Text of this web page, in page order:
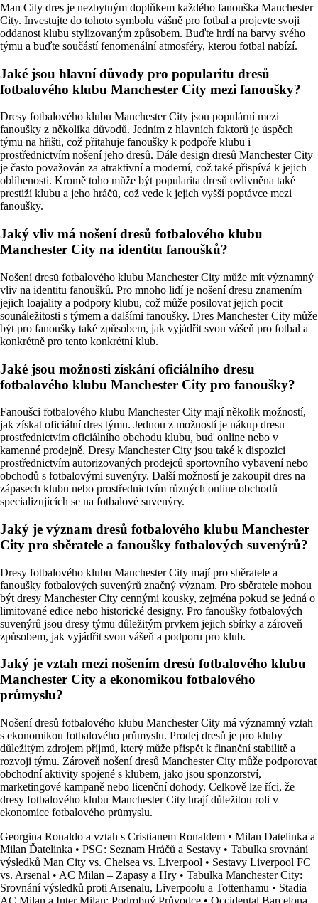
Man City dres je nezbytným doplňkem každého fanouška Manchester
City. Investujte do tohoto symbolu vášně pro fotbal a projevte svoji
oddanost klubu stylizovaným způsobem. Buďte hrdí na barvy svého
týmu a buďte součástí fenomenální atmosféry, kterou fotbal nabízí.
Jaké jsou hlavní důvody pro popularitu dresů
fotbalového klubu Manchester City mezi fanoušky?
Dresy fotbalového klubu Manchester City jsou populární mezi
fanoušky z několika důvodů. Jedním z hlavních faktorů je úspěch
týmu na hřišti, což přitahuje fanoušky k podpoře klubu i
prostřednictvím nošení jeho dresů. Dále design dresů Manchester City
je často považován za atraktivní a moderní, což také přispívá k jejich
oblíbenosti. Kromě toho může být popularita dresů ovlivněna také
prestiží klubu a jeho hráčů, což vede k jejich vyšší poptávce mezi
fanoušky.
Jaký vliv má nošení dresů fotbalového klubu
Manchester City na identitu fanoušků?
Nošení dresů fotbalového klubu Manchester City může mít významný
vliv na identitu fanoušků. Pro mnoho lidí je nošení dresu znamením
jejich loajality a podpory klubu, což může posilovat jejich pocit
sounáležitosti s týmem a dalšími fanoušky. Dres Manchester City může
být pro fanoušky také způsobem, jak vyjádřit svou vášeň pro fotbal a
konkrétně pro tento konkrétní klub.
Jaké jsou možnosti získání oficiálního dresu
fotbalového klubu Manchester City pro fanoušky?
Fanoušci fotbalového klubu Manchester City mají několik možností,
jak získat oficiální dres týmu. Jednou z možností je nákup dresu
prostřednictvím oficiálního obchodu klubu, buď online nebo v
kamenné prodejně. Dresy Manchester City jsou také k dispozici
prostřednictvím autorizovaných prodejců sportovního vybavení nebo
obchodů s fotbalovými suvenýry. Další možností je zakoupit dres na
zápasech klubu nebo prostřednictvím různých online obchodů
specializujících se na fotbalové suvenýry.
Jaký je význam dresů fotbalového klubu Manchester
City pro sběratele a fanoušky fotbalových suvenýrů?
Dresy fotbalového klubu Manchester City mají pro sběratele a
fanoušky fotbalových suvenýrů značný význam. Pro sběratele mohou
být dresy Manchester City cennými kousky, zejména pokud se jedná o
limitované edice nebo historické designy. Pro fanoušky fotbalových
suvenýrů jsou dresy týmu důležitým prvkem jejich sbírky a zároveň
způsobem, jak vyjádřit svou vášeň a podporu pro klub.
Jaký je vztah mezi nošením dresů fotbalového klubu
Manchester City a ekonomikou fotbalového
průmyslu?
Nošení dresů fotbalového klubu Manchester City má významný vztah
s ekonomikou fotbalového průmyslu. Prodej dresů je pro kluby
důležitým zdrojem příjmů, který může přispět k finanční stabilitě a
rozvoji týmu. Zároveň nošení dresů Manchester City může podporovat
obchodní aktivity spojené s klubem, jako jsou sponzorství,
marketingové kampaně nebo licenční dohody. Celkově lze říci, že
dresy fotbalového klubu Manchester City hrají důležitou roli v
ekonomice fotbalového průmyslu.
Georgina Ronaldo a vztah s Cristianem Ronaldem • Milan Datelinka a
Milan Ďatelinka • PSG: Seznam Hráčů a Sestavy • Tabulka srovnání
výsledků Man City vs. Chelsea vs. Liverpool • Sestavy Liverpool FC
vs. Arsenal • AC Milan – Zapasy a Hry • Tabulka Manchester City:
Srovnání výsledků proti Arsenalu, Liverpoolu a Tottenhamu • Stadia
AC Milan a Inter Milan: Podrobný Průvodce • Occidental Barcelona